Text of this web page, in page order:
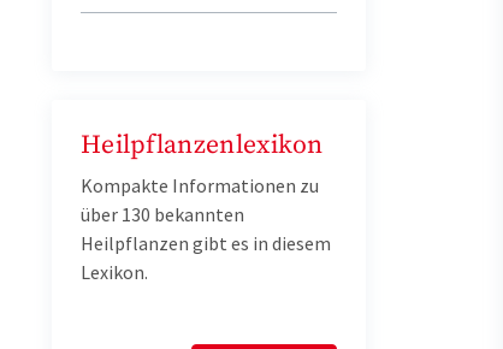
Heilpflanzenlexikon
Kompakte Informationen zu
über 130 bekannten
Heilpflanzen gibt es in diesem
Lexikon.